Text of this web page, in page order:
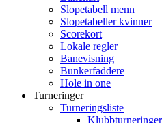
Slopetabell menn
Slopetabeller kvinner
Scorekort
Lokale regler
Banevisning
Bunkerfaddere
Hole in one
Turneringer
Turneringsliste
Klubbturneringer